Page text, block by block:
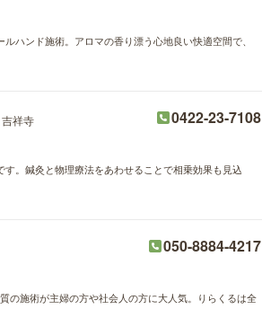
ハンド施術。アロマの香り漂う心地良い快適空間で、
祥寺 0422-23-7108
。鍼灸と物理療法をあわせることで相乗効果も見込
050-8884-4217
の施術が主婦の方や社会人の方に大人気。りらくるは全